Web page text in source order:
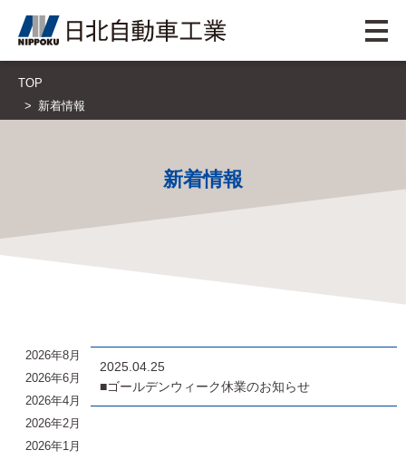
TOP
新着情報
新着情報
2026年8月
2026年6月
2026年4月
2026年2月
2026年1月
2025.04.25
■ゴールデンウィーク休業のお知らせ